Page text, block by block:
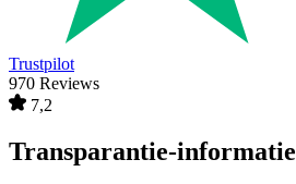
Trustpilot
970 Reviews
7,2
Transparantie-informatie